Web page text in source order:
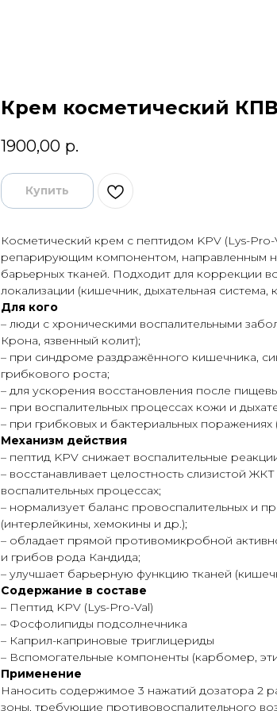
Крем косметический
1900,00 р.
Купить
Косметический крем с пептидом KPV (Lys-
репарирующим компонентом, направленным
барьерных тканей. Подходит для коррекции
локализации (кишечник, дыхательная система,
Для кого
– люди с хроническими воспалительными
Крона, язвенный колит);
– при синдроме раздражённого кишечника,
грибкового роста;
– для ускорения восстановления после
– при воспалительных процессах кожи и
– при грибковых и бактериальных поражениях
Механизм действия
– пептид KPV снижает воспалительные
– восстанавливает целостность слизистой
воспалительных процессах;
– нормализует баланс провоспалительных и
(интерлейкины, хемокины и др.);
– обладает прямой противомикробной
и грибов рода Кандида;
– улучшает барьерную функцию тканей
Содержание в составе
– Пептид KPV (Lys-Pro-Val)
– Фосфолипиды подсолнечника
– Каприл-каприновые триглицериды
– Вспомогательные компоненты (карбомер,
Применение
Наносить содержимое 3 нажатий дозатора 2
зоны, требующие противовоспалительного